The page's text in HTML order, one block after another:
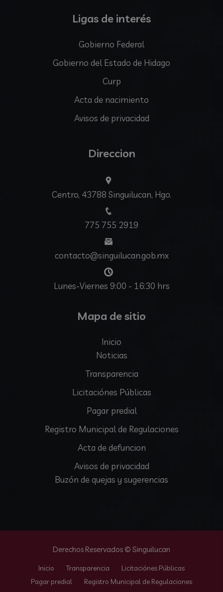
Ligas de interés
Gobierno Federal
Gobierno del Estado de Hidago
Curp
Acta de nacimiento
Avisos de privacidad
Direccion
Centro, 43788 Singuilucan, Hgo.
775 755 2919
contacto@singuilucan.gob.mx
Lunes-Viernes 9:00 - 16:30 hrs
Mapa de sitio
Inicio
Noticias
Transparencia
Licitaciónes Públicas
Pagar predial
Registro Municipal de Regulaciones
Acta de defuncion
Avisos de privacidad
Buzón de quejas y sugerencias
Derechos Reservados © Singuilucan
Inicio Transparencia
Licitaciónes Públicas
Pagar predial
Registro Municipal de Regulaciones